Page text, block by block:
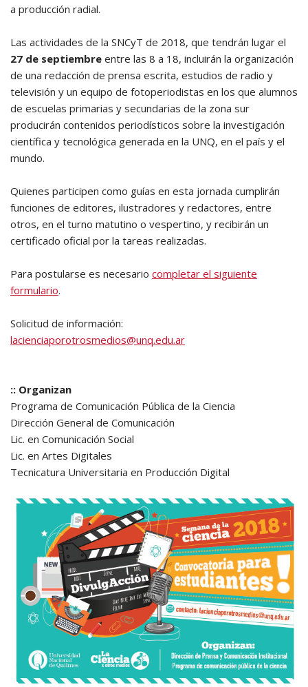
a producción radial.
Las actividades de la SNCyT de 2018, que tendrán lugar el
27 de septiembre entre las 8 a 18, incluirán la organización
de una redacción de prensa escrita, estudios de radio y
televisión y un equipo de fotoperiodistas en los que alumnos
de escuelas primarias y secundarias de la zona sur
producirán contenidos periodísticos sobre la investigación
científica y tecnológica generada en la UNQ, en el país y el
mundo.
Quienes participen como guías en esta jornada cumplirán
funciones de editores, ilustradores y redactores, entre
otros, en el turno matutino o vespertino, y recibirán un
certificado oficial por la tareas realizadas.
Para postularse es necesario completar el siguiente
formulario.
Solicitud de información:
lacienciaporotrosmedios@unq.edu.ar
:: Organizan
Programa de Comunicación Pública de la Ciencia
Dirección General de Comunicación
Lic. en Comunicación Social
Lic. en Artes Digitales
Tecnicatura Universitaria en Producción Digital